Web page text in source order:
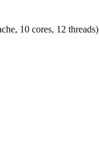
10 cores, 12 threads)